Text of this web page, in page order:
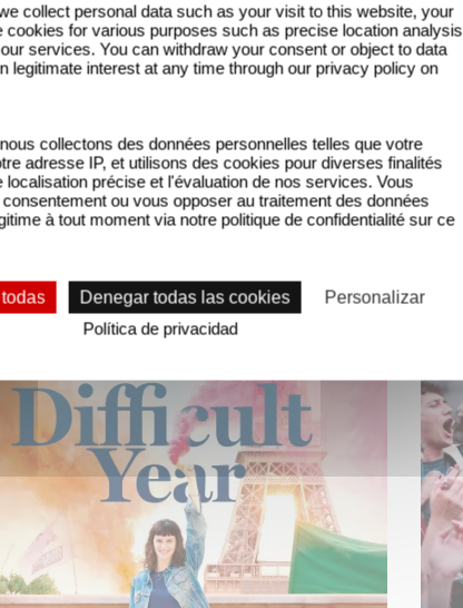
collect personal data such as your visit to this website, your
cookies for various purposes such as precise location analysis
services. You can withdraw your consent or object to data
legitimate interest at any time through our privacy policy on
collectons des données personnelles telles que votre
adresse IP, et utilisons des cookies pour diverses finalités
précise et l'évaluation de nos services. Vous
ou vous opposer au traitement des données
à tout moment via notre politique de confidentialité sur ce
Denegar todas las cookies
Personalizar
Política de privacidad